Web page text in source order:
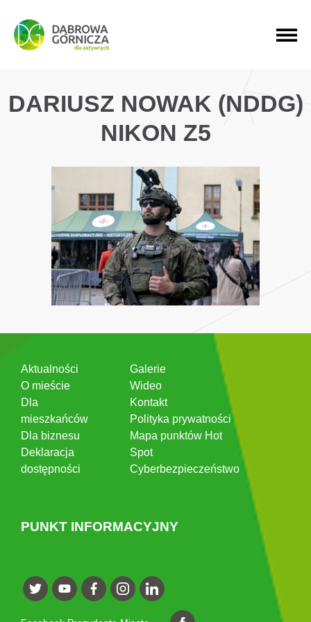
PRZEJDŹ DO MENU GŁÓWNEGO
PRZEJDŹ DO WYSZUKIWARKI
PRZEJDŹ DO TREŚCI
DARIUSZ NOWAK (NDDG)
NIKON Z5
Aktualności
O mieście
Dla
mieszkańców
Dla biznesu
Deklaracja
dostępności
Galerie
Wideo
Kontakt
Polityka prywatności
Mapa punktów Hot
Spot
Cyberbezpieczeństwo
PUNKT INFORMACYJNY